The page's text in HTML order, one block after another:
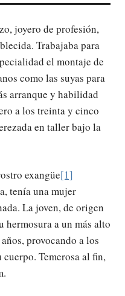
joyero de profesión,
Trabajaba para
el montaje de
como las suyas para
arranque y habilidad
a los treinta y cinco
en taller bajo la
exangüe[1]
tenía una mujer
La joven, de origen
hermosura a un más alto
provocando a los
cuerpo. Temerosa al fin,